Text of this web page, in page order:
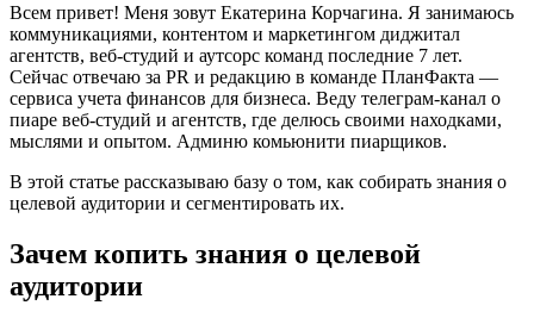
Всем привет! Меня зовут Екатерина Корчагина. Я занимаюсь
коммуникациями, контентом и маркетингом диджитал
агентств, веб-студий и аутсорс команд последние 7 лет.
Сейчас отвечаю за PR и редакцию в команде ПланФакта —
сервиса учета финансов для бизнеса. Веду телеграм-канал о
пиаре веб-студий и агентств, где делюсь своими находками,
мыслями и опытом. Админю комьюнити пиарщиков.
В этой статье рассказываю базу о том, как собирать знания о
целевой аудитории и сегментировать их.
Зачем копить знания о целевой
аудитории